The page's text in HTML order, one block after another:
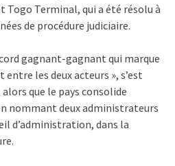
Terminal, qui a été résolu à
de procédure judiciaire.
gagnant-gagnant qui marque
les deux acteurs », s’est
que le pays consolide
nommant deux administrateurs
d’administration, dans la